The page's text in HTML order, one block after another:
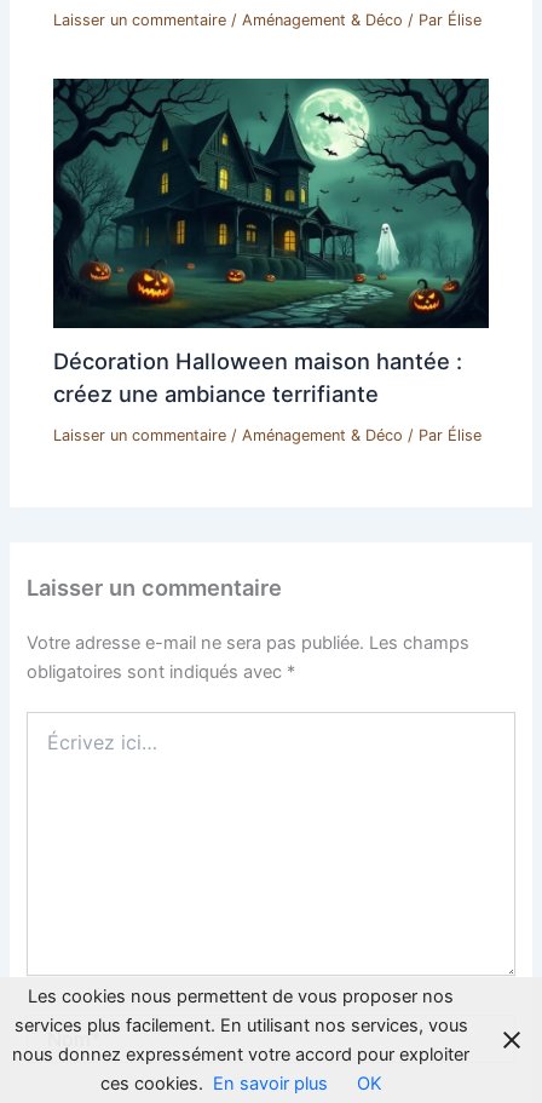
Laisser un commentaire /Aménagement & Déco / Par Élise
Décoration Halloween maison hantée :
créez une ambiance terrifiante
Laisser un commentaire /Aménagement & Déco / Par Élise
Laisser un commentaire
Votre adresse e-mail ne sera pas publiée. Les champs
obligatoires sont indiqués avec *
ici…
Nom*
Les cookies nous permettent de vous proposer nos
services plus facilement. En utilisant nos services, vous
nous donnez expressément votre accord pour exploiter
ces cookies. En savoir plus OK